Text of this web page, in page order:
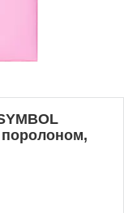
поролоном,